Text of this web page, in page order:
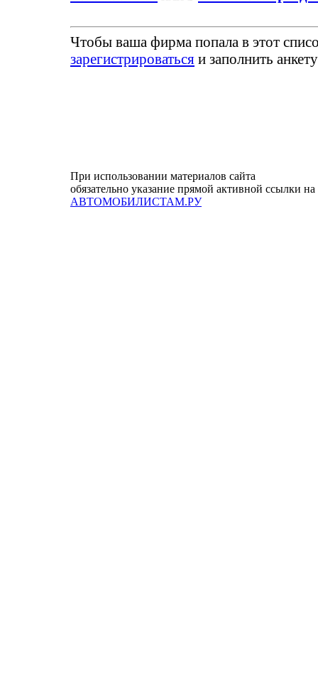
Чтобы ваша фирма попала в этот
зарегистрироваться и заполнить
При использовании материалов сайта
обязательно указание прямой активной ссылки на
АВТОМОБИЛИСТАМ.РУ